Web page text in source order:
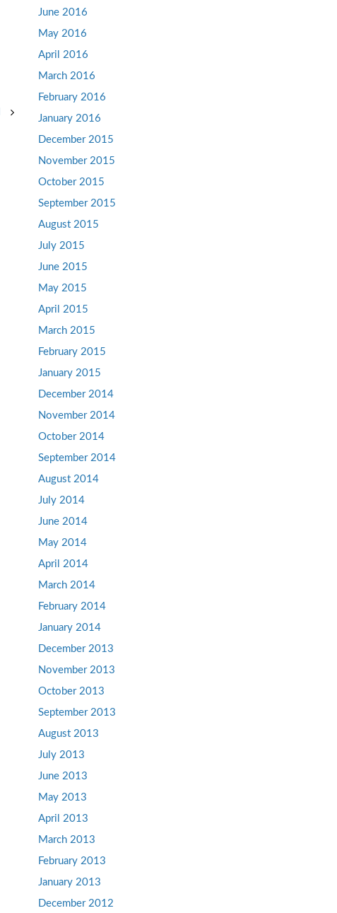
June 2016
May 2016
April 2016
March 2016
February 2016
January 2016
December 2015
November 2015
October 2015
September 2015
August 2015
July 2015
June 2015
May 2015
April 2015
March 2015
February 2015
January 2015
December 2014
November 2014
October 2014
September 2014
August 2014
July 2014
June 2014
May 2014
April 2014
March 2014
February 2014
January 2014
December 2013
November 2013
October 2013
September 2013
August 2013
July 2013
June 2013
May 2013
April 2013
March 2013
February 2013
January 2013
December 2012